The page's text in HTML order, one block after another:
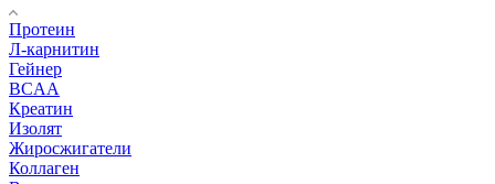
Протеин
Л-карнитин
Гейнер
BCAA
Креатин
Изолят
Жиросжигатели
Коллаген